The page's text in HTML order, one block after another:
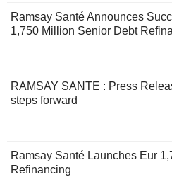
Ramsay Santé Announces
1,750 Million Senior Debt
RAMSAY SANTE : Press
steps forward
Ramsay Santé Launches Eur
Refinancing